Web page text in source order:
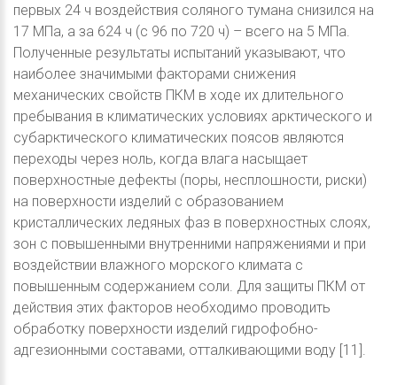
первых 24 ч воздействия соляного тумана снизился на
17 МПа, а за 624 ч (с 96 по 720 ч) – всего на 5 МПа.
Полученные результаты испытаний указывают, что
наиболее значимыми факторами снижения
механических свойств ПКМ в ходе их длительного
пребывания в климатических условиях арктического и
субарктического климатических поясов являются
переходы через ноль, когда влага насыщает
поверхностные дефекты (поры, несплошности, риски)
на поверхности изделий с образованием
кристаллических ледяных фаз в поверхностных слоях,
зон с повышенными внутренними напряжениями и при
воздействии влажного морского климата с
повышенным содержанием соли. Для защиты ПКМ от
действия этих факторов необходимо проводить
обработку поверхности изделий гидрофобно-
адгезионными составами, отталкивающими воду [11].